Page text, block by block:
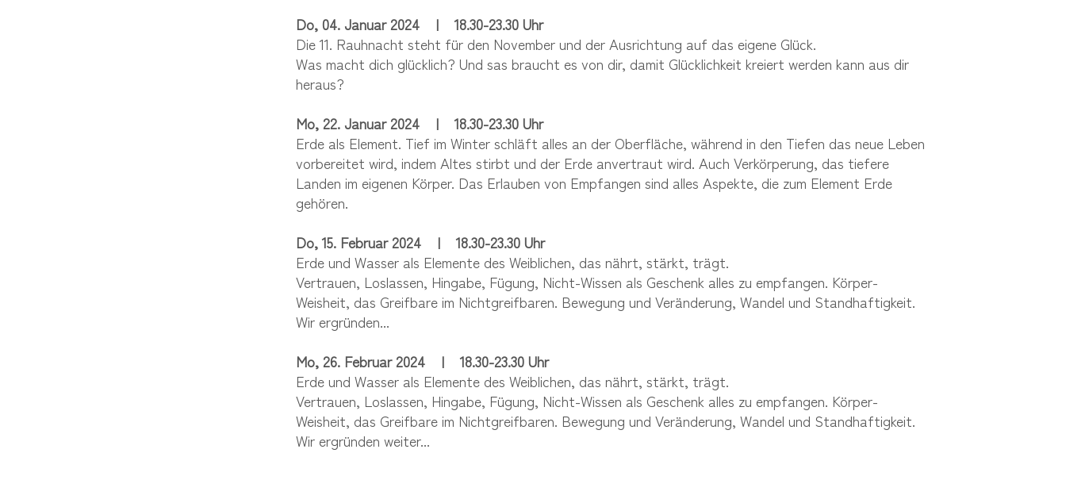
Do, 04. Januar 2024
| 18.30-23.30 Uhr
Die 11. Rauhnacht steht für den November und der Ausrichtung auf das eigene Glück.
Was macht dich glücklich? Und sas braucht es von dir, damit Glücklichkeit kreiert werden kann aus dir
heraus?
Mo, 22. Januar 2024
| 18.30-23.30 Uhr
Erde als Element. Tief im Winter schläft alles an der Oberfläche, während in den Tiefen das neue Leben
vorbereitet wird, indem Altes stirbt und der Erde anvertraut wird. Auch Verkörperung, das tiefere
Landen im eigenen Körper. Das Erlauben von Empfangen sind alles Aspekte, die zum Element Erde
gehören.
Do, 15. Februar 2024
| 18.30-23.30 Uhr
Erde und Wasser als Elemente des Weiblichen, das nährt, stärkt, trägt.
Vertrauen, Loslassen, Hingabe, Fügung, Nicht-Wissen als Geschenk alles zu empfangen. Körper-
Weisheit, das Greifbare im Nichtgreifbaren. Bewegung und Veränderung, Wandel und Standhaftigkeit.
Wir ergründen...
Mo, 26. Februar 2024
| 18.30-23.30 Uhr
Erde und Wasser als Elemente des Weiblichen, das nährt, stärkt, trägt.
Vertrauen, Loslassen, Hingabe, Fügung, Nicht-Wissen als Geschenk alles zu empfangen. Körper-
Weisheit, das Greifbare im Nichtgreifbaren. Bewegung und Veränderung, Wandel und Standhaftigkeit.
Wir ergründen weiter...